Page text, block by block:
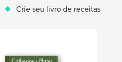
Crie seu livro de receitas